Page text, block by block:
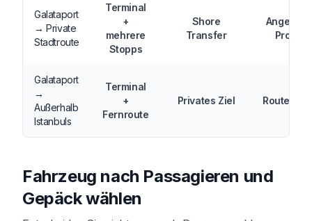
Galataport
→ Private
Stadtroute
Terminal
+
mehrere
Stopps
Shore
Transfer
Angebot
Galataport
→
Außerhalb
Istanbuls
Terminal
+
Fernroute
Privates Ziel
Fahrzeug nach Passagieren und
Gepäck wählen